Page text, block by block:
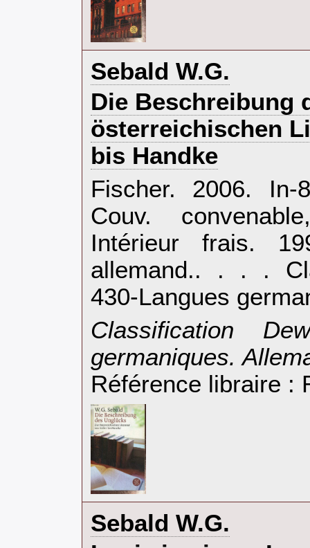
‎Sebald W.G.‎
‎Die Beschreibung
österreichischen
bis Handke‎
‎Fischer. 2006.
Couv.
Intérieur frais.
allemand.. . . .
430-Langues
‎Classification
germaniques.
Référence libraire :
‎Sebald W.G.‎